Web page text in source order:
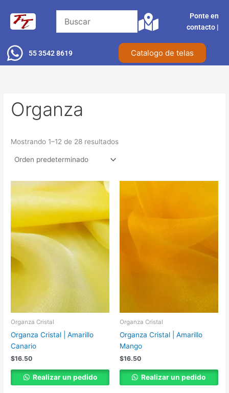
contenido
Ponte en
contacto |​
55 3542 8619 Catalogo de telas
Organza
Mostrando 1–12 de 28 resultados
Organza Cristal
Organza Cristal | Amarillo
Canario
$16.50
Realizar un pedido
Organza Cristal
Organza Cristal | Amarillo
Mango
$16.50
Realizar un pedido